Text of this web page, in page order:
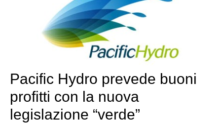
Pacific Hydro prevede buoni
profitti con la nuova
legislazione “verde”